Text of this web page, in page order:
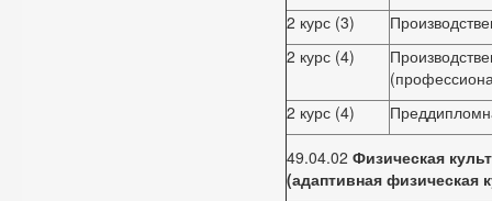
2 курс (3)
2 курс (4)
2 курс (4)
49.04.02 Физическая
(адаптивная физическая